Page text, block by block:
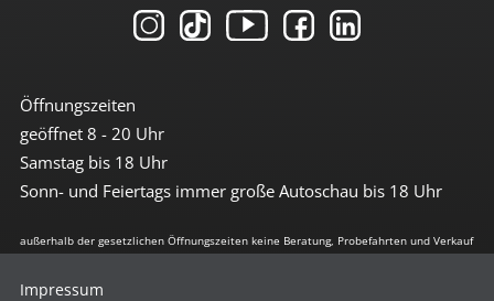
Öffnungszeiten
geöffnet 8 - 20 Uhr
Samstag bis 18 Uhr
Sonn- und Feiertags immer große Autoschau bis 18 Uhr
außerhalb der gesetzlichen Öffnungszeiten keine Beratung, Probefahrten und Verkauf
Impressum